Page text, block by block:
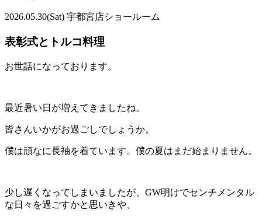
2026.05.30(Sat) 宇都宮店ショールーム
表彰式とトルコ料理
お世話になっております。
最近暑い日が増えてきましたね。
皆さんいかがお過ごしでしょうか。
僕は頑なに長袖を着ています。僕の夏はまだ始まりません。
少し遅くなってしまいましたが、GW明けでセンチメンタル
な日々を過ごすかと思いきや、